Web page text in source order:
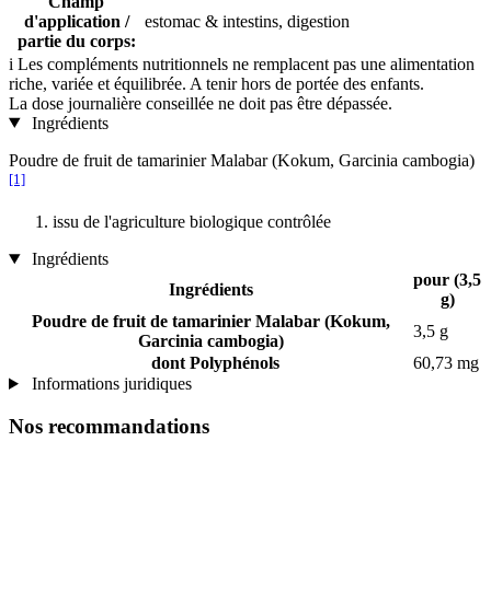
d'application /
partie du corps:
estomac & intestins, digestion
i Les compléments nutritionnels ne remplacent pas une alimentation
riche, variée et équilibrée. A tenir hors de portée des enfants.
La dose journalière conseillée ne doit pas être dépassée.
Ingrédients
Poudre de fruit de tamarinier Malabar (Kokum, Garcinia cambogia)
[1]
issu de l'agriculture biologique contrôlée
Ingrédients
Ingrédients
pour (3,5
g)
Poudre de fruit de tamarinier Malabar (Kokum,
Garcinia cambogia)
3,5 g
dont Polyphénols
60,73 mg
Informations juridiques
Nos recommandations